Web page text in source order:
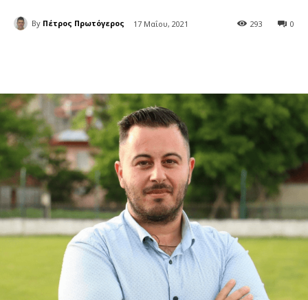
By Πέτρος Πρωτόγερος 17 Μαΐου, 2021 0
293